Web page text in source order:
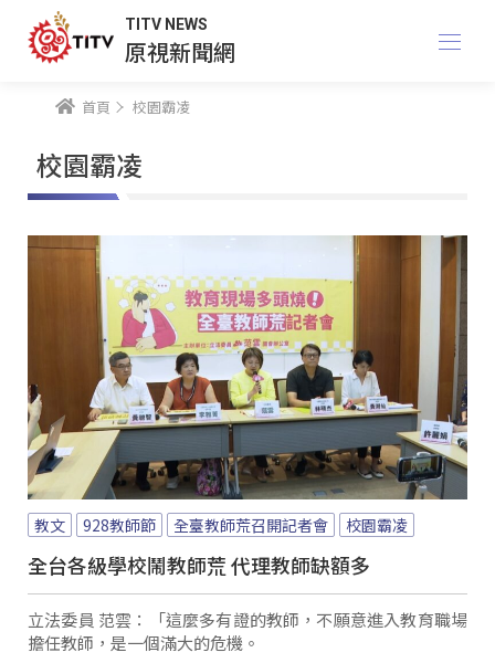
TITV NEWS
原視新聞網
首頁 校園霸凌
校園霸凌
教文 928教師節 全臺教師荒召開記者會 校園霸凌
全台各級學校鬧教師荒 代理教師缺額多
立法委員 范雲：「這麼多有證的教師，不願意進入教育職場
擔任教師，是一個滿大的危機。